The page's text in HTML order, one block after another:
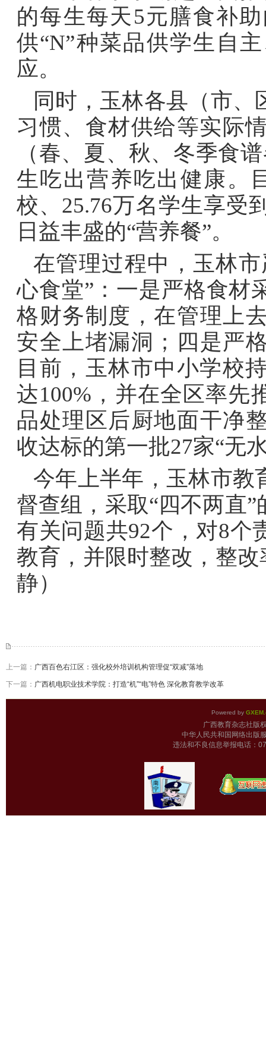
的每生每天5元膳食补
供“N”种菜品供学生自
应。
同时，玉林各县（市
习惯、食材供给等实际
（春、夏、秋、冬季食
生吃出营养吃出健康。
校、25.76万名学生享受
日益丰盛的“营养餐”。
在管理过程中，玉林
心食堂”：一是严格食材
格财务制度，在管理上
安全上堵漏洞；四是严
目前，玉林市中小学校
达100%，并在全区率先
品处理区后厨地面干净
收达标的第一批27家“无
今年上半年，玉林市教
督查组，采取“四不两直
有关问题共92个，对8个
教育，并限时整改，整
静）
上一篇： 广西百色右江区：强化校外培训机构管理促“双减”落地
下一篇： 广西机电职业技术学院：打造“机”“电”特色 深化教育教学改革
Powered by
广西教育杂志
中华人民共和国网络出版
违法和不良信息举报电话：